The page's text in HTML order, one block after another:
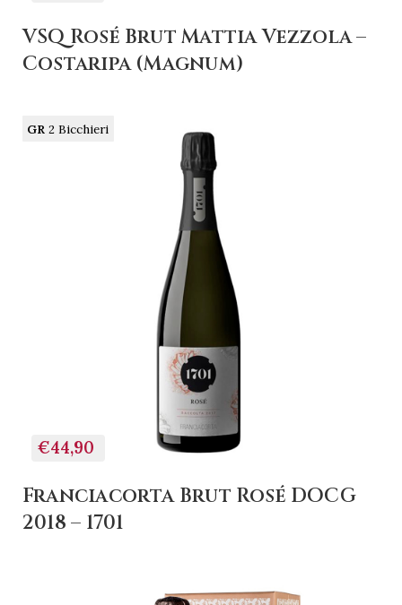
VSQ Rosé Brut Mattia Vezzola –
Costaripa (Magnum)
GR 2 Bicchieri
€44,90
Franciacorta Brut Rosé DOCG
2018 – 1701